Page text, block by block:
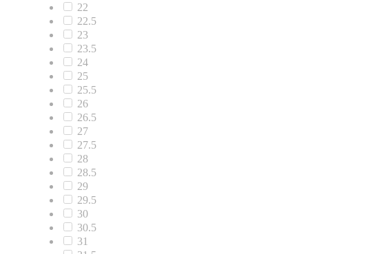
22
22.5
23
23.5
24
25
25.5
26
26.5
27
27.5
28
28.5
29
29.5
30
30.5
31